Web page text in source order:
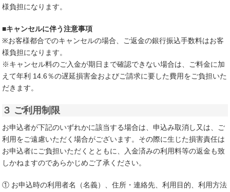
様負担になります。
■キャンセルに伴う注意事項
※お客様都合でのキャンセルの場合、ご返金の銀行振込手数料はお客
様負担になります。
※キャンセル料のご入金が期日まで確認できない場合は、ご料金に加
えて年利 14.6％の遅延損害金およびご請求に要した費用をご負担いた
だきます。
３ ご利用制限
お申込者が下記のいずれかに該当する場合は、申込み取消し又は、ご
利用をご遠慮いただく場合がございます。その際に生じた損害責任は
お申込者にご負担いただくとともに、入金済みの利用料等の返金も致
しかねますのであらかじめご了承ください。
① お申込時の利用者名（名義）、住所・連絡先、利用目的、利用方法